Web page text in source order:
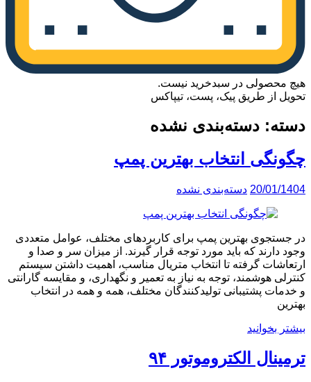
هیچ محصولی در سبدخرید نیست.
تحویل از طریق پیک، پست، تیپاکس
دسته: دسته‌بندی نشده
چگونگی انتخاب بهترین پمپ
20/01/1404 دسته‌بندی نشده
در جستجوی بهترین پمپ برای کاربردهای مختلف، عوامل متعددی
وجود دارند که باید مورد توجه قرار گیرند. از میزان سر و صدا و
ارتعاشات گرفته تا انتخاب متریال مناسب، اهمیت داشتن سیستم
کنترلی هوشمند، توجه به نیاز به تعمیر و نگهداری، و مقایسه گارانتی
و خدمات پشتیبانی تولیدکنندگان مختلف، همه و همه در انتخاب
بهترین
بیشتر بخوانید
ترمینال الکتروموتور ۹۴